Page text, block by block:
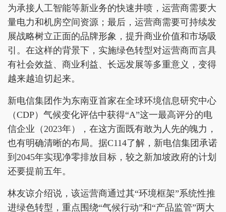
为承接人工智能等新业务的快速井喷，运营商需要大
量电力和机房空间资源；最后，运营商需要可持续发
展战略树立正面的品牌形象，提升商业价值和市场吸
引。在这样的背景下，实施绿色转型对运营商而言具
有社会效益、商业利益、长远发展等多重意义，变得
越来越迫切起来。
新电信集团作为东南亚首家在全球环境信息研究中心
（CDP）气候变化评估中获得“A”这一最高评分的电
信企业（2023年），在这方面既有敢为人先的魄力，
也有明确清晰的布局。据C114了解，新电信集团承诺
到2045年实现净零排放目标，较之新加坡政府的计划
还要提前五年。
林友谅介绍说，该运营商通过其“环境框架”系统性推
进绿色转型，重点围绕“气候行动”和“产品监管”两大